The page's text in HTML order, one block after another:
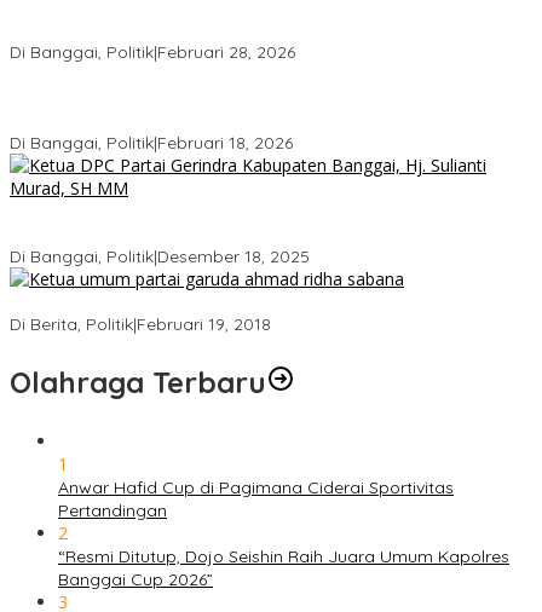
Di Banggai, Politik|Februari 28, 2026
Di Banggai, Politik|Februari 18, 2026
Di Banggai, Politik|Desember 18, 2025
Di Berita, Politik|Februari 19, 2018
Olahraga Terbaru
1
Anwar Hafid Cup di Pagimana Ciderai Sportivitas
Pertandingan
2
“Resmi Ditutup, Dojo Seishin Raih Juara Umum Kapolres
Banggai Cup 2026”
3